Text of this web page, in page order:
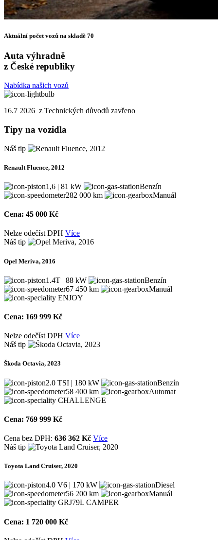
Aktuální počet vozů na skladě 70
Auta výhradně
z České republiky
Nabídka našich vozů
16.7 2026 z Technických důvodů zavřeno
Tipy na vozidla
Náš tip
Renault Fluence, 2012
1,6 | 81 kW
Benzín
282 000 km
Manuál
Cena: 45 000 Kč
Nelze odečíst DPH Více
Náš tip
Opel Meriva, 2016
1.4T | 88 kW
Benzín
67 450 km
Manuál
ENJOY
Cena: 169 999 Kč
Nelze odečíst DPH Více
Náš tip
Škoda Octavia, 2023
2.0 TSI | 180 kW
Benzín
58 400 km
Automat
CHALLENGE
Cena: 769 999 Kč
Cena bez DPH: 636 362 Kč Více
Náš tip
Toyota Land Cruiser, 2020
4.0 V6 | 170 kW
Diesel
56 200 km
Manuál
GRJ79L CAMPER
Cena: 1 720 000 Kč